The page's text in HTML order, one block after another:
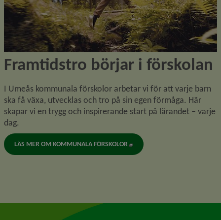
Framtidstro börjar i förskolan
I Umeås kommunala förskolor arbetar vi för att varje barn
ska få växa, utvecklas och tro på sin egen förmåga. Här
skapar vi en trygg och inspirerande start på lärandet – varje
dag.
LÄS MER OM KOMMUNALA FÖRSKOLOR